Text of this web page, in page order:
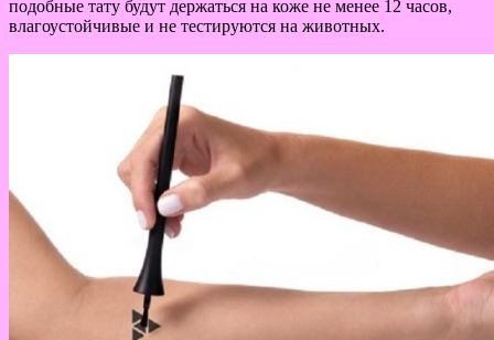
подобные тату будут держаться на коже не менее 12 часов,
влагоустойчивые и не тестируются на животных.